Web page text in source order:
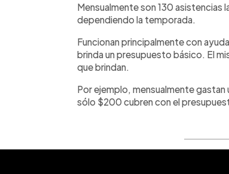
Mensualmente son 130 asistencias
dependiendo la temporada.
Funcionan principalmente con
brinda un presupuesto básico. El
que brindan.
Por ejemplo, mensualmente
sólo $200 cubren con el